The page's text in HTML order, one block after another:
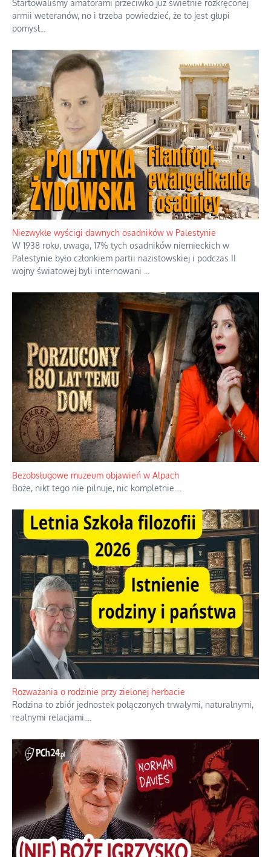
Szabla z kamieniem na czołgi
Startowaliśmy amatorami przeciwko już świetnie rozkręconej
armii weteranów, no i trzeba powiedzieć, że to jest głupi
pomysł...
Niezwykłe wyścigi dawnych osadników w Palestynie
W 1938 roku, uwaga, 17% tych osadników niemieckich w
Palestynie było członkiem partii nazistowskiej i podczas II
wojny światowej byli internowani...
Bezobsługowe muzeum objawień w Alpach
Boże, nikt tego nie pilnuje, nic kompletnie....